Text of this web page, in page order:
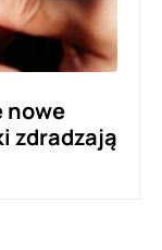
nowe
zdradzają